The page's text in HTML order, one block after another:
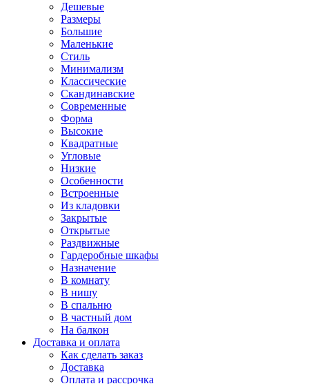
Дешевые
Размеры
Большие
Маленькие
Стиль
Минимализм
Классические
Скандинавские
Современные
Форма
Высокие
Квадратные
Угловые
Низкие
Особенности
Встроенные
Из кладовки
Закрытые
Открытые
Раздвижные
Гардеробные шкафы
Назначение
В комнату
В нишу
В спальню
В частный дом
На балкон
Доставка и оплата
Как сделать заказ
Доставка
Оплата и рассрочка